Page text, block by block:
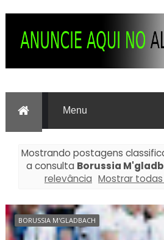
Mostrando postagens
a consulta Borussia
relevância Mostrar
BORUSSIA M'GLADBACH